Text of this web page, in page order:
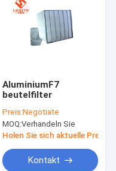
AluminiumF7
beutelfilter
Preis:Negotiate
MOQ:Verhandeln Sie
Holen Sie sich aktuelle Preis
Kontakt